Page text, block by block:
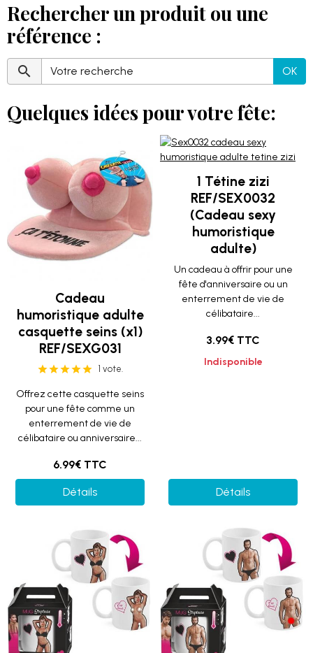
Rechercher un produit ou une
référence :
OK
Quelques idées pour votre fête:
Cadeau
humoristique adulte
casquette seins (x1)
REF/SEXG031
1 vote.
Offrez cette casquette seins
pour une fête comme un
enterrement de vie de
célibataire ou anniversaire...
6.99€ TTC
Détails
1 Tétine zizi
REF/SEX0032
(Cadeau sexy
humoristique
adulte)
Un cadeau à offrir pour une
fête d'anniversaire ou un
enterrement de vie de
célibataire...
3.99€ TTC
Indisponible
Détails